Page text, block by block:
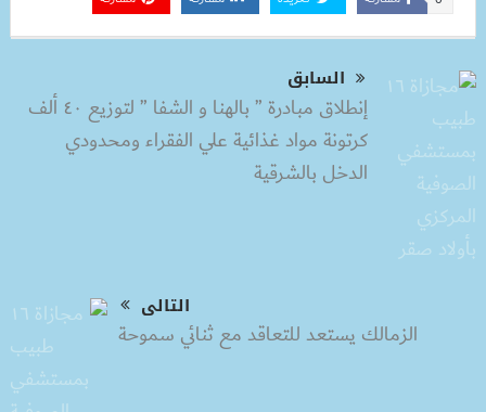
السابق
إنطلاق مبادرة ” بالهنا و الشفا ” لتوزيع ٤٠ ألف
كرتونة مواد غذائية علي الفقراء ومحدودي
الدخل بالشرقية
التالى
الزمالك يستعد للتعاقد مع ثنائي سموحة